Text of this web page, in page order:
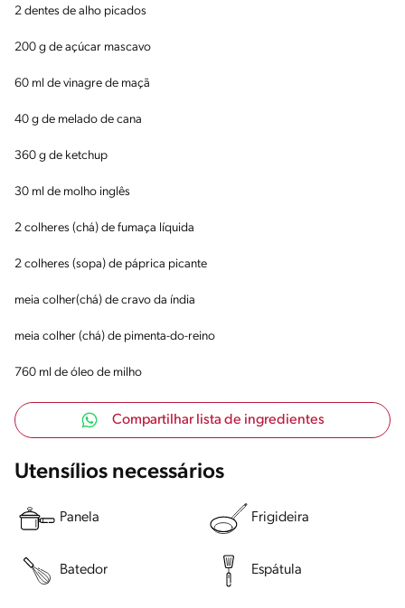
2 dentes de alho picados
200 g de açúcar mascavo
60 ml de vinagre de maçã
40 g de melado de cana
360 g de ketchup
30 ml de molho inglês
2 colheres (chá) de fumaça líquida
2 colheres (sopa) de páprica picante
meia colher(chá) de cravo da índia
meia colher (chá) de pimenta-do-reino
760 ml de óleo de milho
Compartilhar lista de ingredientes
Utensílios necessários
Panela Frigideira
Batedor Espátula